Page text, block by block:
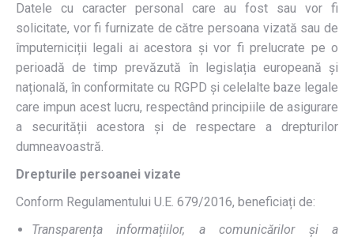
Datele cu caracter personal care au fost sau vor fi
solicitate, vor fi furnizate de către persoana vizată sau de
împuterniciții legali ai acestora și vor fi prelucrate pe o
perioadă de timp prevăzută în legislația europeană și
națională, în conformitate cu RGPD și celelalte baze legale
care impun acest lucru, respectând principiile de asigurare
a securității acestora și de respectare a drepturilor
dumneavoastră.
Drepturile persoanei vizate
Conform Regulamentului U.E. 679/2016, beneficiați de:
Transparența informațiilor, a comunicărilor și a